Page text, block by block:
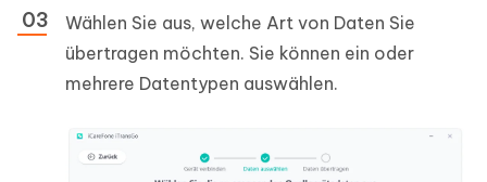
Wählen Sie aus, welche Art von Daten Sie
übertragen möchten. Sie können ein oder
mehrere Datentypen auswählen.